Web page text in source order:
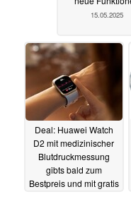
15.05.2025
Deal: Huawei Watch
D2 mit medizinischer
Blutdruckmessung
gibts bald zum
Bestpreis und mit gratis